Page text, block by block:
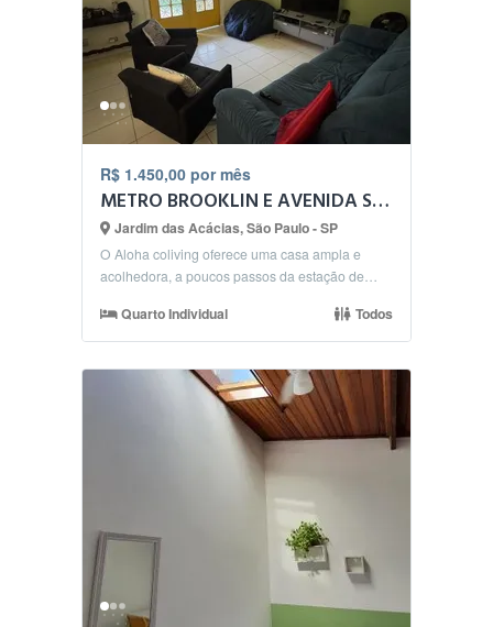
R$ 1.450,00 por mês
METRO BROOKLIN E AVENIDA SANTO AMARO - ALOHA COLIVING
Jardim das Acácias, São Paulo - SP
O Aloha coliving oferece uma casa ampla e
acolhedora, a poucos passos da estação de
Quarto Individual Todos